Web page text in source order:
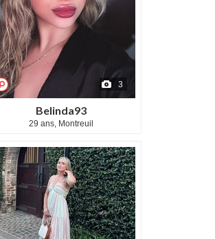
3
Belinda93
29 ans, Montreuil